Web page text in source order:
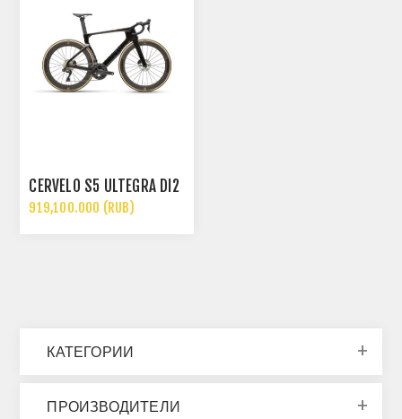
CERVÉLO S5 ULTEGRA DI2
919,100.000 (RUB)
КАТЕГОРИИ
ПРОИЗВОДИТЕЛИ